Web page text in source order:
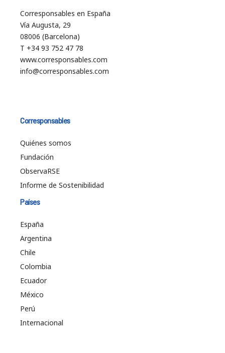
Corresponsables en España
Vía Augusta, 29
08006 (Barcelona)
T +34 93 752 47 78
www.corresponsables.com
info@corresponsables.com
Corresponsables
Quiénes somos
Fundación
ObservaRSE
Informe de Sostenibilidad
Países
España
Argentina
Chile
Colombia
Ecuador
México
Perú
Internacional